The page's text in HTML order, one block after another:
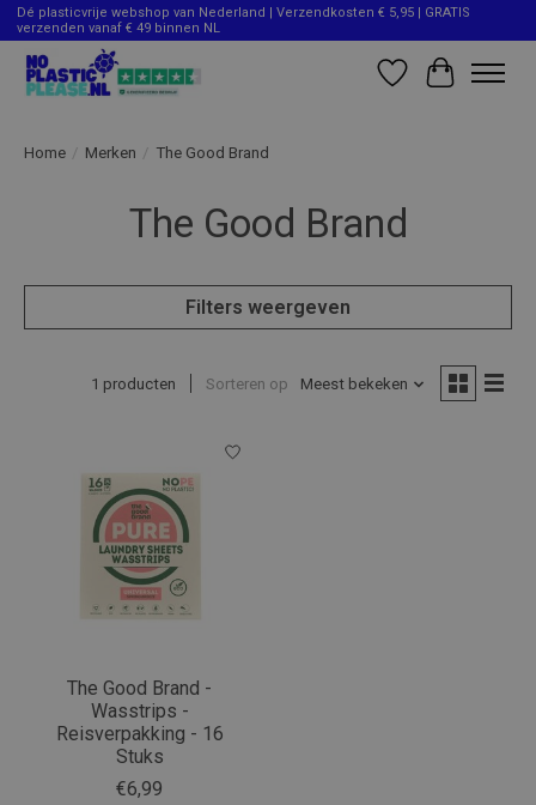
Dé plasticvrije webshop van Nederland | Verzendkosten € 5,95 | GRATIS
verzenden vanaf € 49 binnen NL
Verlanglijst
Home / Merken / The Good Brand
The Good Brand
Filters weergeven
1 producten Sorteren op Meest bekeken
The Good Brand -
Wasstrips -
Reisverpakking - 16
Stuks
€6,99